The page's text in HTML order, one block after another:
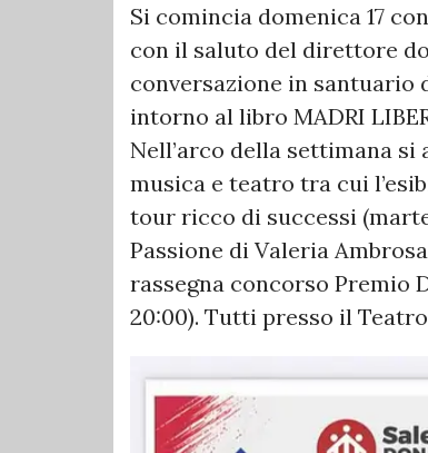
Si comincia domenica 17
con il saluto del direttore
conversazione in santuario
intorno al libro MADRI
Nell’arco della settimana
musica e teatro tra cui
tour ricco di successi
Passione di Valeria
rassegna concorso Premio
20:00). Tutti presso il